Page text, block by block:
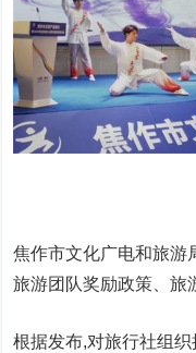
焦作市文化广电和旅游
旅游团队奖励政策、旅
根据发布,对旅行社组